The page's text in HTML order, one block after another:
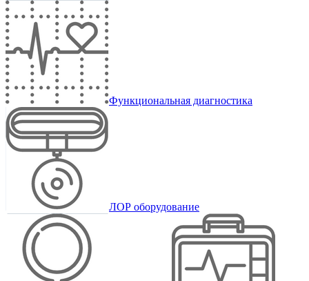
Функциональная диагностика
ЛОР оборудование